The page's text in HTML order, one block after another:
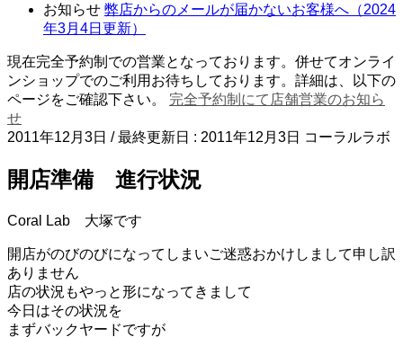
お知らせ 弊店からのメールが届かないお客様へ（2024
年3月4日更新）
現在完全予約制での営業となっております。併せてオンライ
ンショップでのご利用お待ちしております。詳細は、以下の
ページをご確認下さい。 完全予約制にて店舗営業のお知ら
せ
2011年12月3日 / 最終更新日 : 2011年12月3日 コーラルラボ
開店準備 進行状況
Coral Lab 大塚です
開店がのびのびになってしまいご迷惑おかけしまして申し訳
ありません
店の状況もやっと形になってきまして
今日はその状況を
まずバックヤードですが